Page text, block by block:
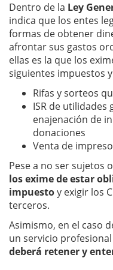
Dentro de la Ley
indica que los entes
formas de obtener
afrontar sus gastos
ellas es la que los
siguientes impuestos
Rifas y sorteos
ISR de utilidades
enajenación de
donaciones
Venta de
Pese a no ser sujetos
los exime de estar
impuestoy exigir los
terceros.
Asimismo, en el caso
un servicio
deberá retener y